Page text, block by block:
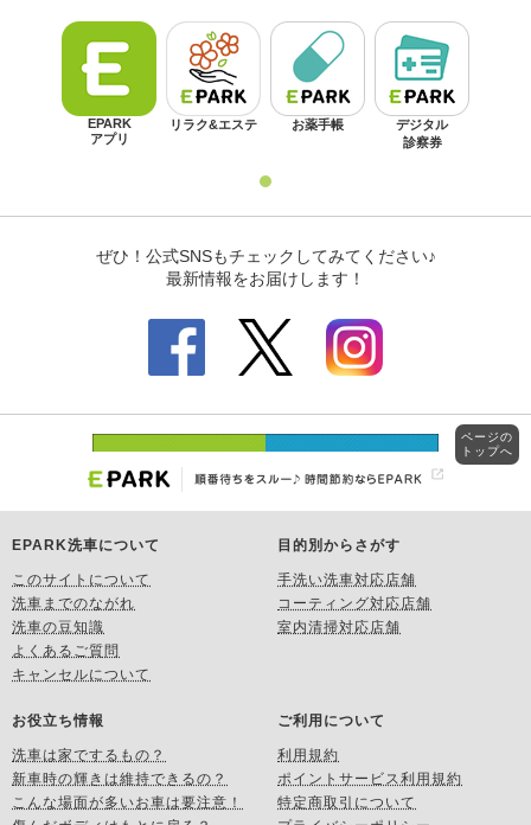
EPARK洗車について
このサイトについて
洗車までのながれ
洗車の豆知識
よくあるご質問
キャンセルについて
目的別からさがす
手洗い洗車対応店舗
コーティング対応店舗
室内清掃対応店舗
お役立ち情報
洗車は家でするもの？
新車時の輝きは維持できるの？
こんな場面が多いお車は要注意！
ご利用について
利用規約
ポイントサービス利用規約
特定商取引について
ページの
トップへ